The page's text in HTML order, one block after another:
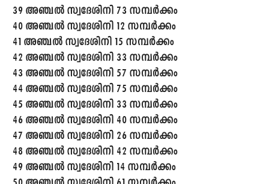
39 അഞ്ചൽ സ്വദേശിനി 73 സമ്പർക്കം
40 അഞ്ചൽ സ്വദേശിനി 12 സമ്പർക്കം
41 അഞ്ചൽ സ്വദേശിനി 15 സമ്പർക്കം
42 അഞ്ചൽ സ്വദേശിനി 33 സമ്പർക്കം
43 അഞ്ചൽ സ്വദേശിനി 57 സമ്പർക്കം
44 അഞ്ചൽ സ്വദേശിനി 75 സമ്പർക്കം
45 അഞ്ചൽ സ്വദേശിനി 33 സമ്പർക്കം
46 അഞ്ചൽ സ്വദേശിനി 40 സമ്പർക്കം
47 അഞ്ചൽ സ്വദേശിനി 26 സമ്പർക്കം
48 അഞ്ചൽ സ്വദേശിനി 42 സമ്പർക്കം
49 അഞ്ചൽ സ്വദേശിനി 14 സമ്പർക്കം